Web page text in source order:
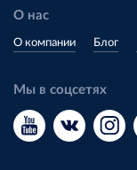
О нас
О компании Блог
Мы в соцсетях